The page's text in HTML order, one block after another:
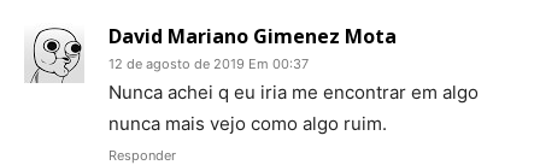
David Mariano Gimenez Mota
12 de agosto de 2019 Em 00:37
Nunca achei q eu iria me encontrar em algo
nunca mais vejo como algo ruim.
Responder